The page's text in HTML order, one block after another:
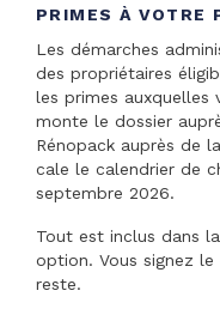
PRIMES À VOTRE
Les démarches
des propriétaires
les primes
monte le dossier
Rénopack auprès de
cale le calendrier de
septembre 2026.
Tout est inclus dans
option. Vous signez
reste.